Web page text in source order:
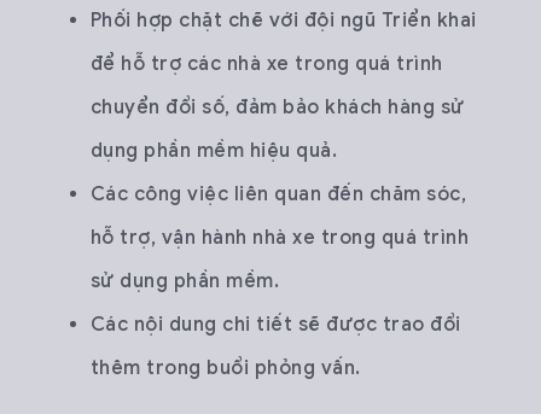
Phối hợp chặt chẽ với đội ngũ Triển khai
để hỗ trợ các nhà xe trong quá trình
chuyển đổi số, đảm bảo khách hàng sử
dụng phần mềm hiệu quả.
Các công việc liên quan đến chăm sóc,
hỗ trợ, vận hành nhà xe trong quá trình
sử dụng phần mềm.
Các nội dung chi tiết sẽ được trao đổi
thêm trong buổi phỏng vấn.